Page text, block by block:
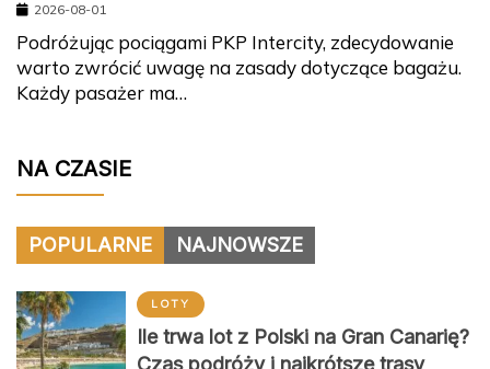
2026-08-01
Podróżując pociągami PKP Intercity, zdecydowanie
warto zwrócić uwagę na zasady dotyczące bagażu.
Każdy pasażer ma…
NA CZASIE
POPULARNE NAJNOWSZE
LOTY
Ile trwa lot z Polski na Gran Canarię?